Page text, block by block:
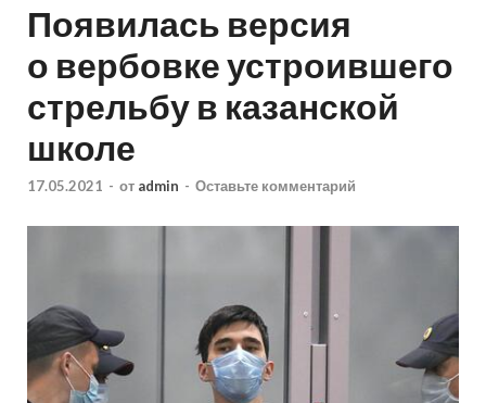
Появилась версия
о вербовке устроившего
стрельбу в казанской
школе
17.05.2021 - от admin - Оставьте комментарий